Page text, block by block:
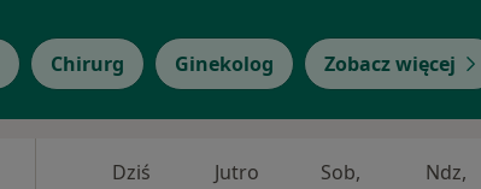
Chirurg Ginekolog Zobacz więcej
Dziś Jutro Sob, Ndz,